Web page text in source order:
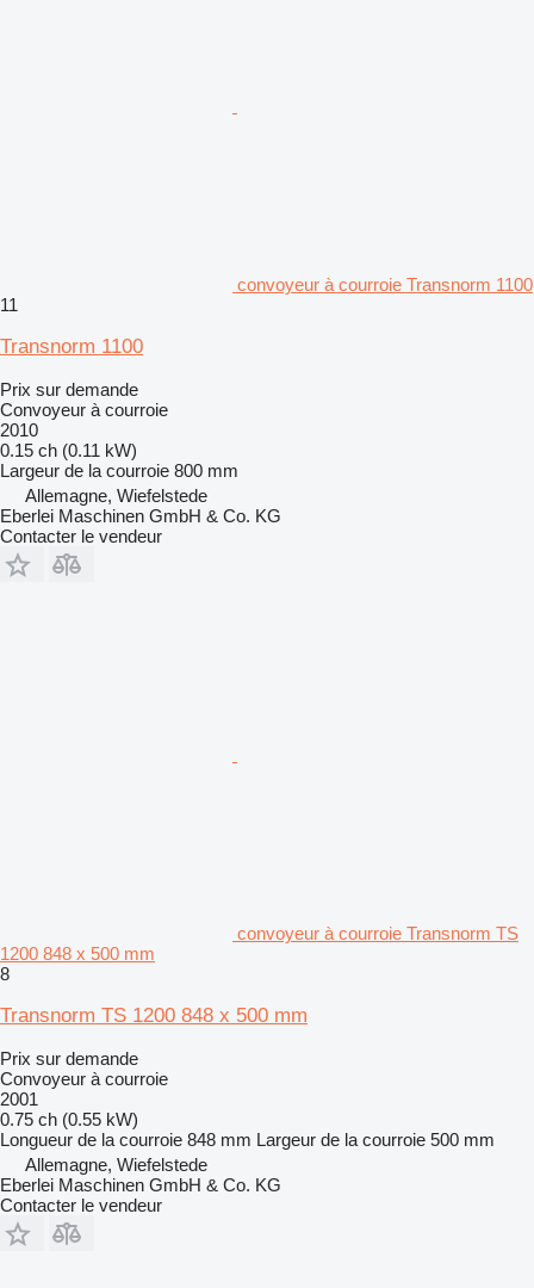
convoyeur à courroie Transnorm 1100
11
Transnorm 1100
Prix sur demande
Convoyeur à courroie
2010
0.15 ch (0.11 kW)
Largeur de la courroie 800 mm
Allemagne, Wiefelstede
Eberlei Maschinen GmbH & Co. KG
Contacter le vendeur
convoyeur à courroie Transnorm TS
1200 848 x 500 mm
8
Transnorm TS 1200 848 x 500 mm
Prix sur demande
Convoyeur à courroie
2001
0.75 ch (0.55 kW)
Longueur de la courroie 848 mm Largeur de la courroie 500 mm
Allemagne, Wiefelstede
Eberlei Maschinen GmbH & Co. KG
Contacter le vendeur